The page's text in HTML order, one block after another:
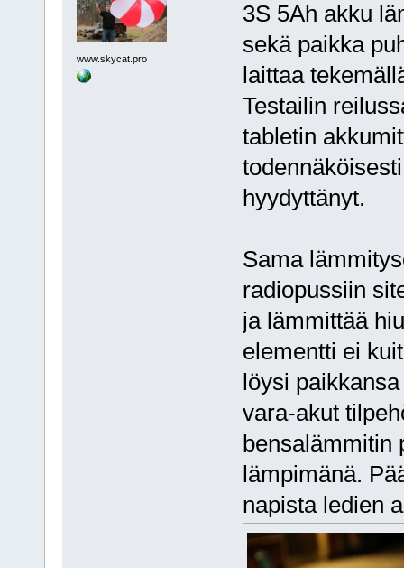
www.skycat.pro
3S 5Ah akku
sekä paikka
laittaa
Testailin
tabletin
hyydyttänyt.
Sama
radiopussiin
ja lämmittää
elementti ei
löysi
vara-akut
bensalämmitin
lämpimänä.
napista ledien